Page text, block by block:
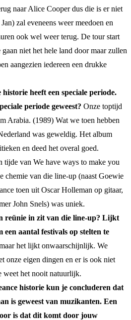
naar Alice Cooper dus die is er niet
zal eveneens weer meedoen en
ook wel weer terug. De tour start
niet het hele land door maar zullen
aangezien iedereen een drukke
heeft een speciale periode.
periode geweest? Onze toptijd
Arabia. (1989) Wat we toen hebben
was geweldig. Het album
en deed het overal goed.
tijde van We have ways to make you
chemie van die line-up (naast Goewie
toen uit Oscar Holleman op gitaar,
John Snels) was uniek.
reünie in zit van die line-up? Lijkt
aantal festivals op stelten te
het lijkt onwaarschijnlijk. We
onze eigen dingen en er is ook niet
weet het nooit natuurlijk.
historie kun je concluderen dat
is geweest van muzikanten. Een
is dat dit komt door jouw